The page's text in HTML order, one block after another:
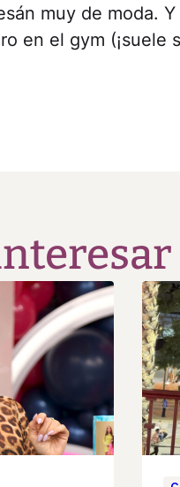
muy de moda.
en el gym (¡suele